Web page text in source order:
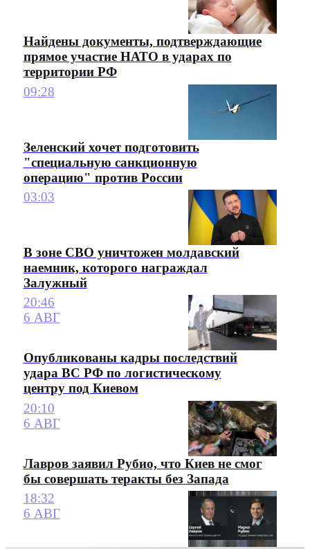
Найдены документы, подтверждающие
прямое участие НАТО в ударах по
территории РФ
09:28
Зеленский хочет подготовить
"специальную санкционную
операцию" против России
03:03
В зоне СВО уничтожен молдавский
наемник, которого награждал
Залужный
20:46
6 АВГ
Опубликованы кадры последствий
удара ВС РФ по логистическому
центру под Киевом
20:10
6 АВГ
Лавров заявил Рубио, что Киев не смог
бы совершать теракты без Запада
18:32
6 АВГ